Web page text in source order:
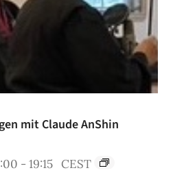
mit Claude AnShin
-19:15 CEST